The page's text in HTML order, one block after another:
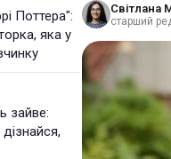
Поттера":
яка у
зайве:
Світлана
старший